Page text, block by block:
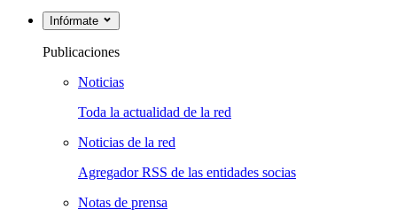
Infórmate
Publicaciones
Noticias
Toda la actualidad de la red
Noticias de la red
Agregador RSS de las entidades socias
Notas de prensa